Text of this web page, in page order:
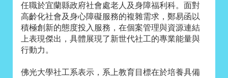
任職於宜蘭縣政府社會處老人及身障福利科。面對
高齡化社會及身心障礙服務的複雜需求，鄭易函以
積極創新的態度投入服務，在個案管理與資源連結
上表現傑出，具體展現了新世代社工的專業能量與
行動力。
佛光大學社工系表示，系上教育目標在於培養具備